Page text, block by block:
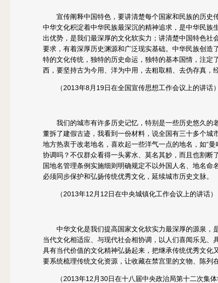
宣传阐释中国特色，要讲清楚每个国家和民族的历史
中华文化积淀着中华民族最深沉的精神追求，是中华民
出优势，是我们最深厚的文化软实力；讲清楚中国特色
要求，有着深厚历史渊源和广泛现实基础。中华民族创
特的文化传统，独特的历史命运，独特的基本国情，注
西，要坚持古为今用、洋为中用，去粗取精、去伪存真，
（2013年8月19日在全国宣传思想工作会议上的讲话
我们的城市有许多历史记忆，特别是一些历史悠久的
董拆了建假古迹，我看到一份材料，说全国有三十多个
地方热衷于改老地名，喜欢起一些洋气一点的地名，如“曼
协调吗？不仅群众看得一头雾水、莫名其妙，而且也割
国地名管理条例实施细则明确规定不以外国人名、地名
必须同步保护和弘扬传统优秀文化，延续城市历史文脉。
（2013年12月12日在中央城镇化工作会议上的讲话）
中华文化是我们提高国家文化软实力最深厚的源泉，
当代文化相适应、与现代社会相协调，以人们喜闻乐见
具有当代价值的文化精神弘扬起来，把继承传统优秀文
要系统梳理传统文化资源，让收藏在禁宫里的文物、陈
（2013年12月30日在十八届中央政治局第十二次集体